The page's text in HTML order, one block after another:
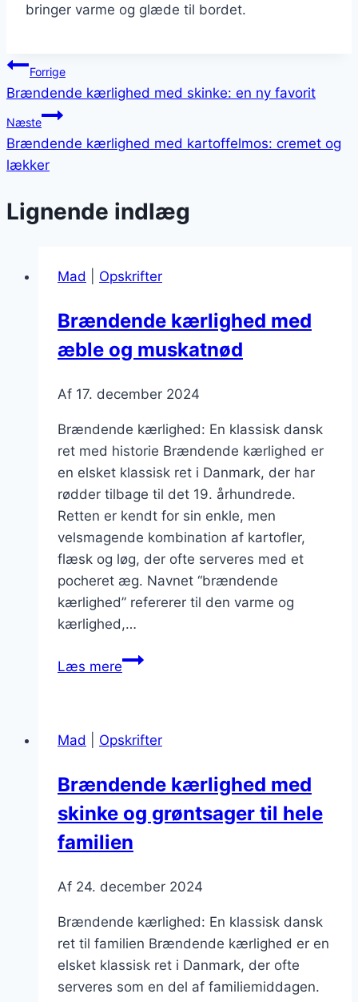
bringer varme og glæde til bordet.
Indlægsnavigation
Forrige
Brændende kærlighed med skinke: en ny favorit
Næste
Brændende kærlighed med kartoffelmos: cremet og
lækker
Lignende indlæg
Mad Opskrifter
Brændende kærlighed med
æble og muskatnød
Af 17. december 2024
Brændende kærlighed: En klassisk dansk
ret med historie Brændende kærlighed er
en elsket klassisk ret i Danmark, der har
rødder tilbage til det 19. århundrede.
Retten er kendt for sin enkle, men
velsmagende kombination af kartofler,
flæsk og løg, der ofte serveres med et
pocheret æg. Navnet “brændende
kærlighed” refererer til den varme og
kærlighed,…
Læs mereBrændende
og
Mad Opskrifter
Brændende kærlighed med
skinke og grøntsager til hele
familien
Af 24. december 2024
Brændende kærlighed: En klassisk dansk
ret til familien Brændende kærlighed er en
elsket klassisk ret i Danmark, der ofte
serveres som en del af familiemiddagen.